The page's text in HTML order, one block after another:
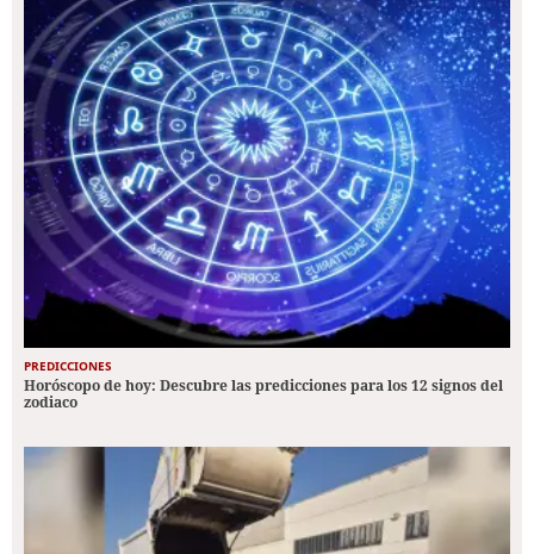
PREDICCIONES
Horóscopo de hoy: Descubre las predicciones para los 12 signos del
zodiaco